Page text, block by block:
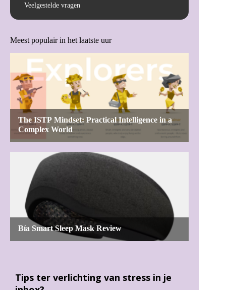
Veelgestelde vragen
Meest populair in het laatste uur
Tips ter verlichting van stress in je